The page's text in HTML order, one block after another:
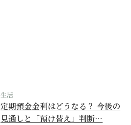
生活
定期預金金利はどうなる？ 今後の
見通しと「預け替え」判断…